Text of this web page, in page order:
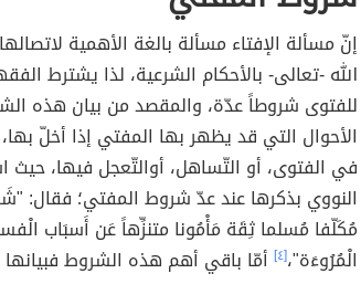
إنّ مسألة الإفتاء مسألة بالغة الأهمية
الله -تعالى- بالأحكام الشرعية، لذا يشترط
للفتوى شروطاً عدّة، والمقصد من بيان هذه
الأحوال التي قد يظهر بها المفتي إذا أخلّ
في الفتوى، أو التّساهل، أوالتّعجل فيها، حيث
النووي بذكرها عند عدّ شروط المفتي؛ فقال:
مُكَلّفا مُسلما ثِقَة مَأْمُونا متنزِّهاً عَن أَسبَاب
الْمُرُوءَة"،[٤] أمّا باقي أهم هذه الشروط